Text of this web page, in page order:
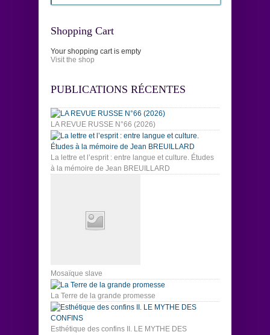
Shopping Cart
Your shopping cart is empty
Visit the shop
PUBLICATIONS RÉCENTES
LA REVUE RUSSE N°66 (2026)
La lettre et l’esprit : entre langue et culture. Études
à la mémoire de Jean BREUILLARD
Mosaïque slave
La Terre de la grande promesse
Esthétique des confins II. LE MYTHE DES